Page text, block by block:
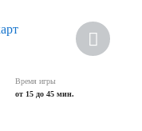
Время игры
от 15 до 45 мин.